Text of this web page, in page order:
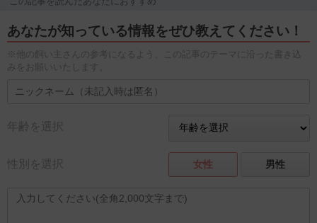
あなたが知っている情報をぜひ教えてください！
※他の飼い主さんの参考になるよう、この記事のテーマに沿った書き込
みをお願いいたします。
年齢を選択
性別を選択 女性 男性